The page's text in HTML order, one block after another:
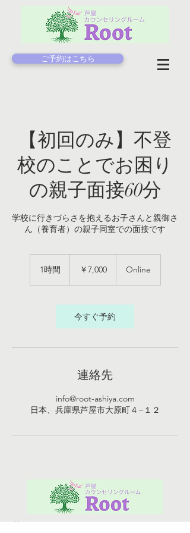
ご予約はこちら
【初回のみ】不登
校のことでお困り
の親子面接60分
学校に行きづらさを抱えるお子さんと親御さ
ん（養育者）の親子同室での面接です
1時間 ￥7,000 Online
今すぐ予約
連絡先
info@root-ashiya.com
日本、兵庫県芦屋市大原町４−１２
​芦屋カウンセリングルーム Root（ルー